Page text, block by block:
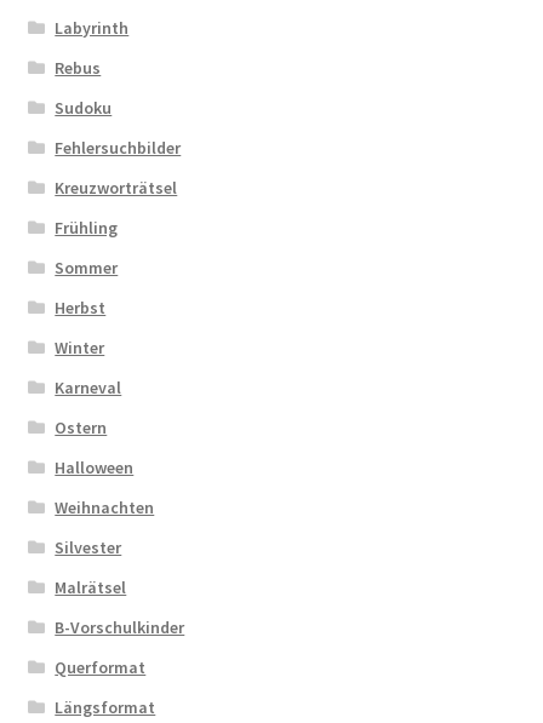
Labyrinth
Rebus
Sudoku
Fehlersuchbilder
Kreuzworträtsel
Frühling
Sommer
Herbst
Winter
Karneval
Ostern
Halloween
Weihnachten
Silvester
Malrätsel
B-Vorschulkinder
Querformat
Längsformat